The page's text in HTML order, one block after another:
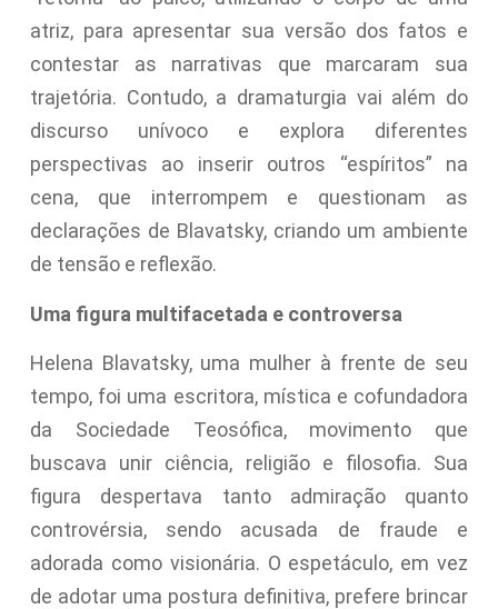
atriz, para apresentar sua versão dos fatos e
contestar as narrativas que marcaram sua
trajetória. Contudo, a dramaturgia vai além do
discurso unívoco e explora diferentes
perspectivas ao inserir outros “espíritos” na
cena, que interrompem e questionam as
declarações de Blavatsky, criando um ambiente
de tensão e reflexão.
Uma figura multifacetada e controversa
Helena Blavatsky, uma mulher à frente de seu
tempo, foi uma escritora, mística e cofundadora
da Sociedade Teosófica, movimento que
buscava unir ciência, religião e filosofia. Sua
figura despertava tanto admiração quanto
controvérsia, sendo acusada de fraude e
adorada como visionária. O espetáculo, em vez
de adotar uma postura definitiva, prefere brincar